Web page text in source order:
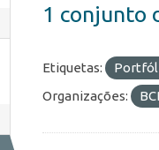
1 conjunto
Etiquetas:
Organizações: